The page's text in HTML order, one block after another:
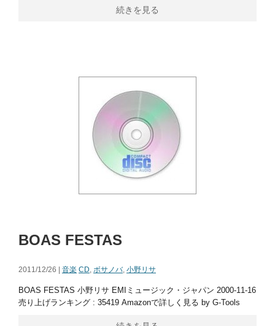
続きを見る
BOAS FESTAS
2011/12/26 | 音楽 CD, ボサノバ, 小野リサ
BOAS FESTAS 小野リサ EMIミュージック・ジャパン 2000-11-16
売り上げランキング : 35419 Amazonで詳しく見る by G-Tools